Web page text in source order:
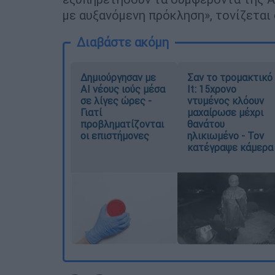
με αυξανόμενη πρόκληση»,
Διαβάστε ακόμη
Δημιούργησαν με
AI νέους ιούς μέσα
σε λίγες ώρες -
Γιατί
προβληματίζονται
οι επιστήμονες
Σαν το τρομακτικό
It: 15χρονο
ντυμένος κλόουν
μαχαίρωσε μέχρι
θανάτου
ηλικιωμένο - Τον
κατέγραψε κάμερα